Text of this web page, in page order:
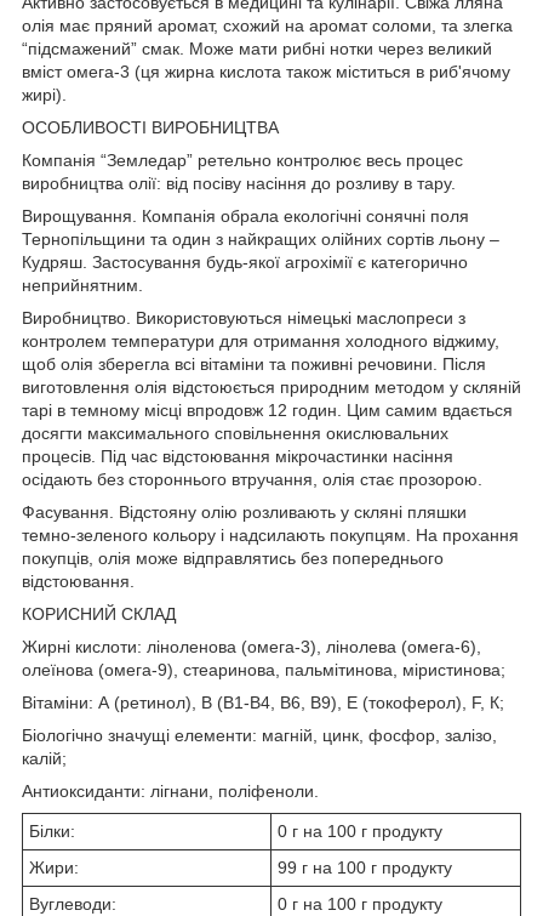
олія має пряний аромат, схожий на аромат соломи, та злегка
“підсмажений” смак. Може мати рибні нотки через великий
вміст омега-3 (ця жирна кислота також міститься в риб'ячому
жирі).
ОСОБЛИВОСТІ ВИРОБНИЦТВА
Компанія “Земледар” ретельно контролює весь процес
виробництва олії: від посіву насіння до розливу в тару.
Вирощування. Компанія обрала екологічні сонячні поля
Тернопільщини та один з найкращих олійних сортів льону –
Кудряш. Застосування будь-якої агрохімії є категорично
неприйнятним.
Виробництво. Використовуються німецькі маслопреси з
контролем температури для отримання холодного віджиму,
щоб олія зберегла всі вітаміни та поживні речовини. Після
виготовлення олія відстоюється природним методом у скляній
тарі в темному місці впродовж 12 годин. Цим самим вдається
досягти максимального сповільнення окислювальних
процесів. Під час відстоювання мікрочастинки насіння
осідають без стороннього втручання, олія стає прозорою.
Фасування. Відстояну олію розливають у скляні пляшки
темно-зеленого кольору і надсилають покупцям. На прохання
покупців, олія може відправлятись без попереднього
відстоювання.
КОРИСНИЙ СКЛАД
Жирні кислоти: ліноленова (омега-3), лінолева (омега-6),
олеїнова (омега-9), стеаринова, пальмітинова, міристинова;
Вітаміни: А (ретинол), В (В1-В4, В6, В9), Е (токоферол), F, К;
Біологічно значущі елементи: магній, цинк, фосфор, залізо,
калій;
Антиоксиданти: лігнани, поліфеноли.
Білки:
0 г на 100 г продукту
Жири:
99 г на 100 г продукту
Вуглеводи:
0 г на 100 г продукту